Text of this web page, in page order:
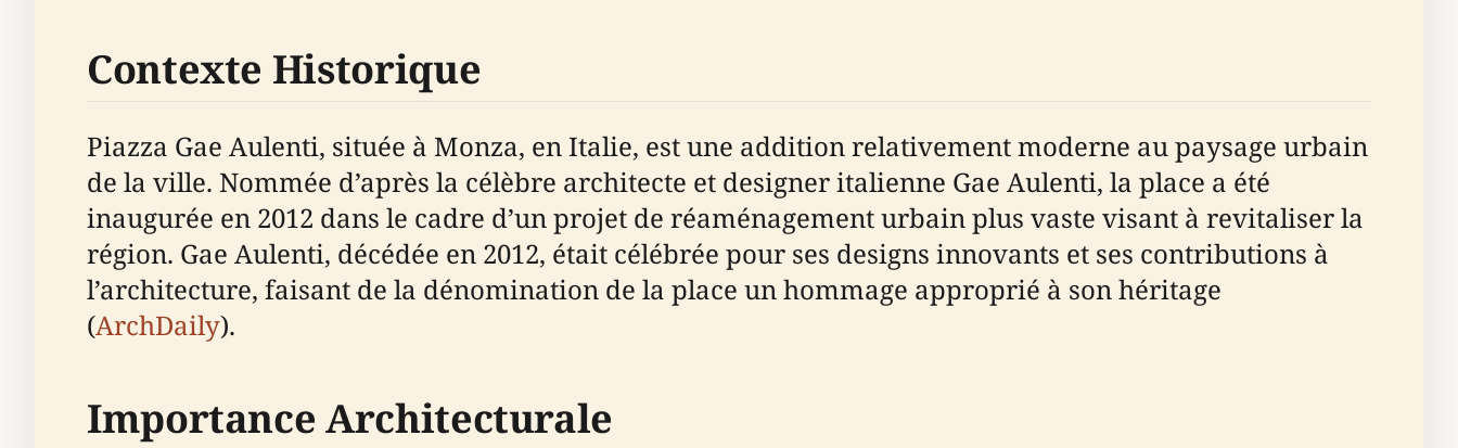
Contexte Historique
Piazza Gae Aulenti, située à Monza, en Italie, est une addition relativement moderne au paysage urbain
de la ville. Nommée d’après la célèbre architecte et designer italienne Gae Aulenti, la place a été
inaugurée en 2012 dans le cadre d’un projet de réaménagement urbain plus vaste visant à revitaliser la
région. Gae Aulenti, décédée en 2012, était célébrée pour ses designs innovants et ses contributions à
l’architecture, faisant de la dénomination de la place un hommage approprié à son héritage
(ArchDaily).
Importance Architecturale